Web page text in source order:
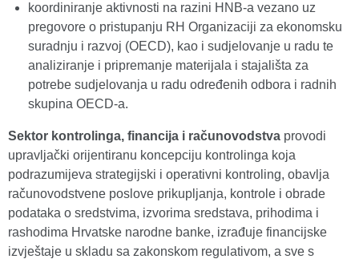
koordiniranje aktivnosti na razini HNB-a vezano uz
pregovore o pristupanju RH Organizaciji za ekonomsku
suradnju i razvoj (OECD), kao i sudjelovanje u radu te
analiziranje i pripremanje materijala i stajališta za
potrebe sudjelovanja u radu određenih odbora i radnih
skupina OECD-a.
Sektor kontrolinga, financija i računovodstva provodi
upravljački orijentiranu koncepciju kontrolinga koja
podrazumijeva strategijski i operativni kontroling, obavlja
računovodstvene poslove prikupljanja, kontrole i obrade
podataka o sredstvima, izvorima sredstava, prihodima i
rashodima Hrvatske narodne banke, izrađuje financijske
izvještaje u skladu sa zakonskom regulativom, a sve s